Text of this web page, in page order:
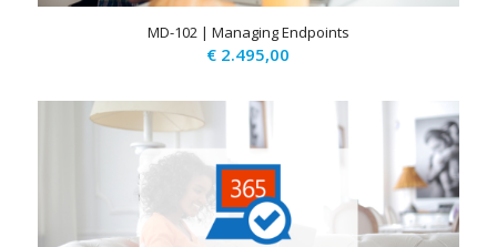
MD-102 | Managing Endpoints
€ 2.495,00